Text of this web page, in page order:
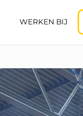
WERKEN BIJ